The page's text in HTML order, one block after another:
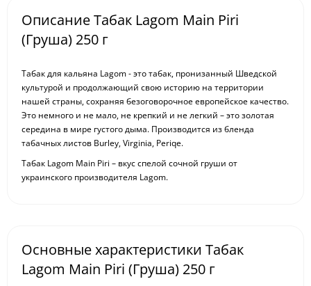
Описание Табак Lagom Main Piri
(Груша) 250 г
Табак для кальяна Lagom - это табак, пронизанный Шведской
культурой и продолжающий свою историю на территории
нашей страны, сохраняя безоговорочное европейское качество.
Это немного и не мало, не крепкий и не легкий – это золотая
середина в мире густого дыма. Производится из бленда
табачных листов Burley, Virginia, Periqe.
Табак Lagom Main Piri – вкус спелой сочной груши от
украинского производителя Lagom.
Основные характеристики Табак
Lagom Main Piri (Груша) 250 г